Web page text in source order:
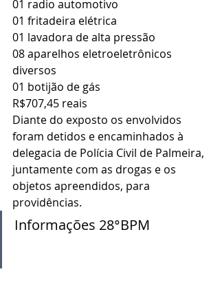
01 radio automotivo
01 fritadeira elétrica
01 lavadora de alta pressão
08 aparelhos eletroeletrônicos
diversos
01 botijão de gás
R$707,45 reais
Diante do exposto os envolvidos
foram detidos e encaminhados à
delegacia de Polícia Civil de Palmeira,
juntamente com as drogas e os
objetos apreendidos, para
providências.
Informações 28°BPM